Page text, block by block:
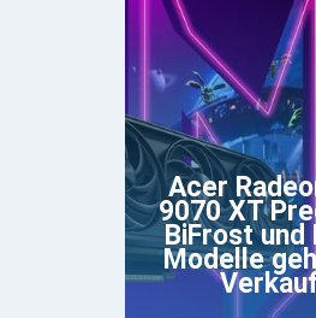
Acer
9070 XT
BiFrost und
Modelle